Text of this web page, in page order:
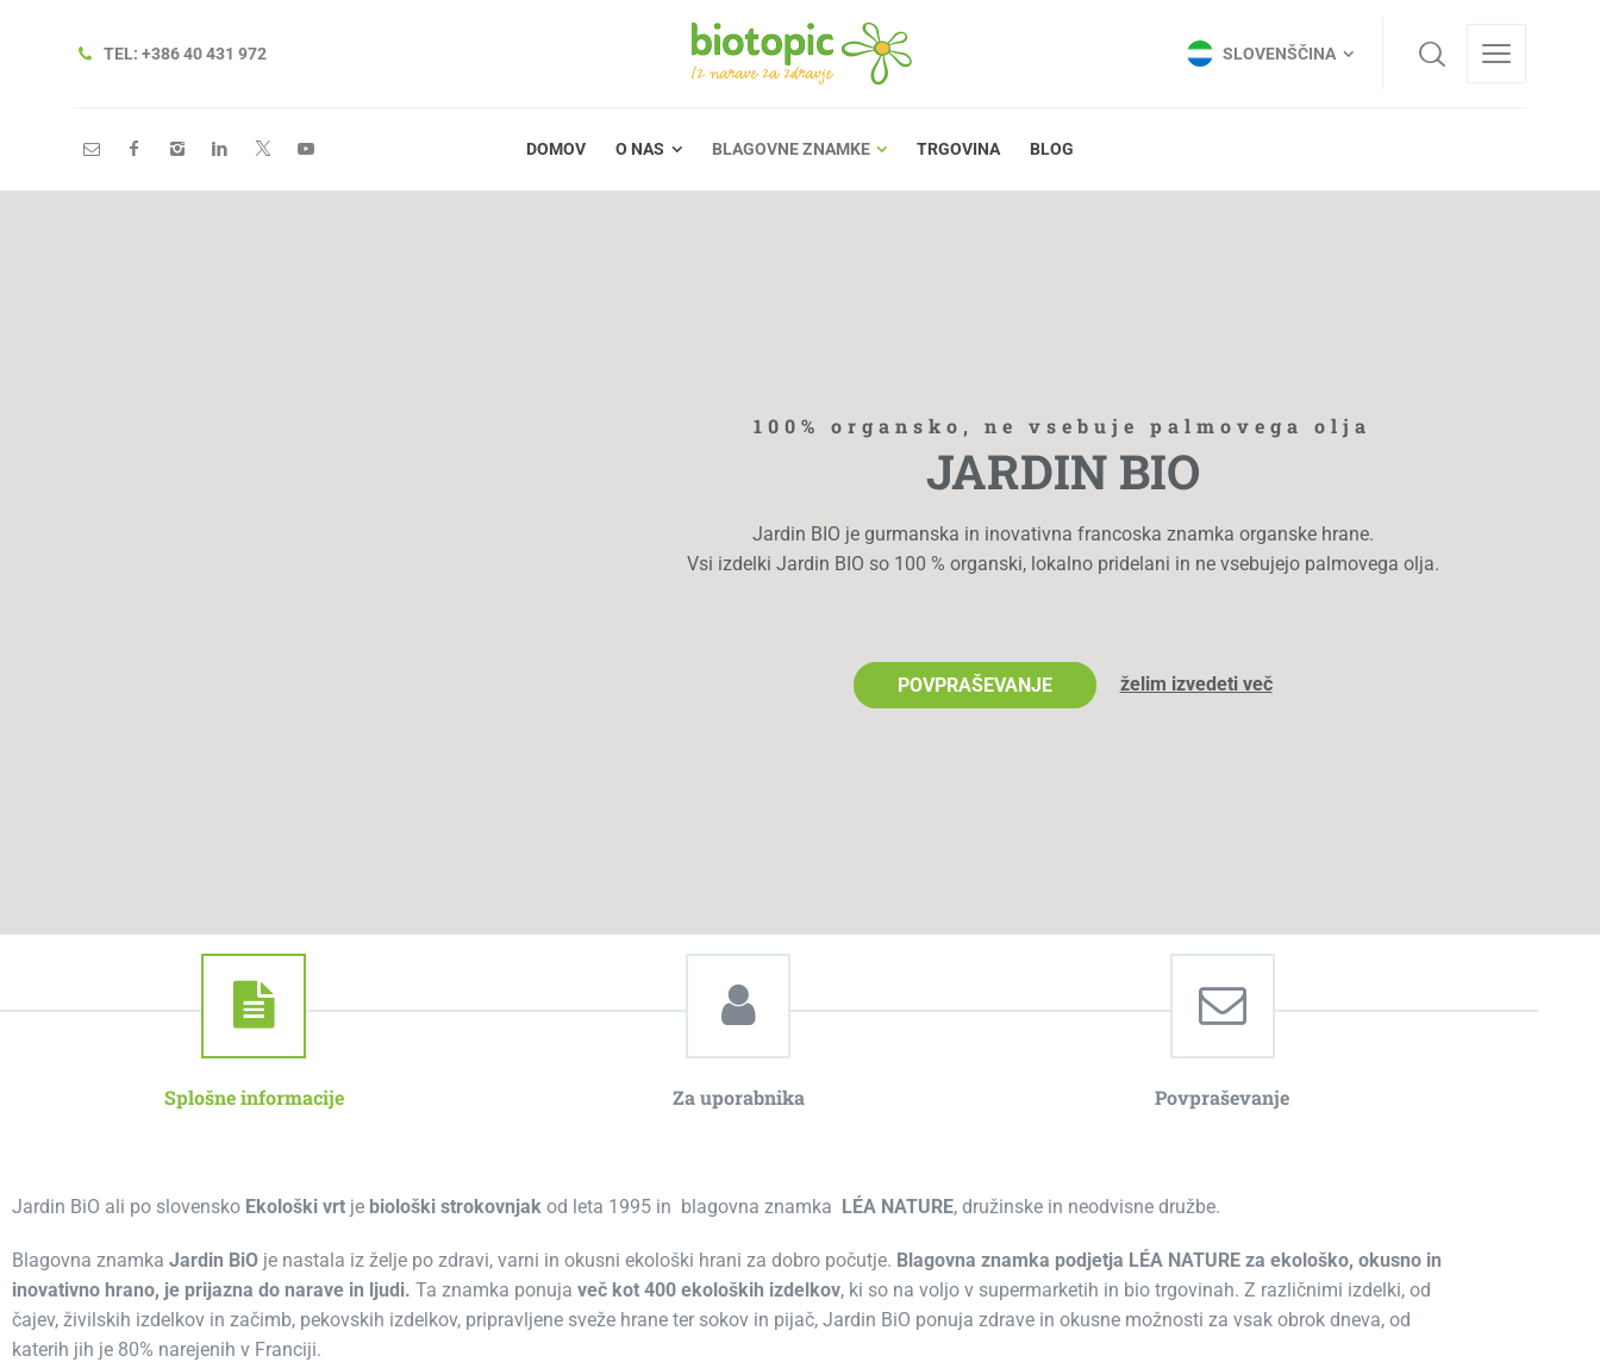
TEL: +386 40 431 972 SLOVENŠČINA
DOMOV O NAS BLAGOVNE ZNAMKE TRGOVINA BLOG
BLAGOVNE ZNAMKE TRGOVINA BLOG
100% organsko, ne vsebuje palmovega olja
JARDIN BIO
Jardin BIO je gurmanska in inovativna francoska znamka organske hrane.
Vsi izdelki Jardin BIO so 100 % organski, lokalno pridelani in ne vsebujejo palmovega olja.
POVPRAŠEVANJE želim izvedeti več
Splošne informacije Za uporabnika Povpraševanje
Jardin BiO ali po slovensko Ekološki vrt je biološki strokovnjak od leta 1995 in blagovna znamka LÉA NATURE, družinske in neodvisne družbe.
Blagovna znamka Jardin BiO je nastala iz želje po zdravi, ​​varni in okusni ekološki hrani za dobro počutje. Blagovna znamka podjetja LÉA NATURE za ekološko, okusno in
inovativno hrano, je prijazna do narave in ljudi. Ta znamka ponuja več kot 400 ekoloških izdelkov, ki so na voljo v supermarketih in bio trgovinah. Z različnimi izdelki, od
čajev, živilskih izdelkov in začimb, pekovskih izdelkov, pripravljene sveže hrane ter sokov in pijač, Jardin BiO ponuja zdrave in okusne možnosti za vsak obrok dneva, od
katerih jih je 80% narejenih v Franciji.